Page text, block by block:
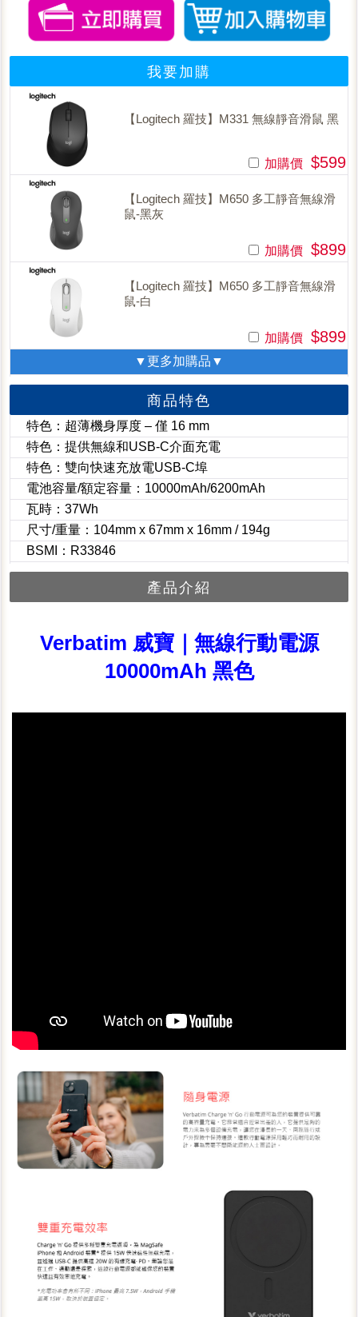
我要加購
【Logitech 羅技】M331 無線靜音滑鼠 黑
加購價 $599
【Logitech 羅技】M650 多工靜音無線滑
鼠-黑灰
加購價 $899
【Logitech 羅技】M650 多工靜音無線滑
鼠-白
加購價 $899
▼更多加購品▼
商品特色
特色：超薄機身厚度 – 僅 16 mm
特色：提供無線和USB-C介面充電
特色：雙向快速充放電USB-C埠
電池容量/額定容量：10000mAh/6200mAh
瓦時：37Wh
尺寸/重量：104mm x 67mm x 16mm / 194g
BSMI：R33846
產品介紹
Verbatim 威寶｜無線行動電源
10000mAh 黑色